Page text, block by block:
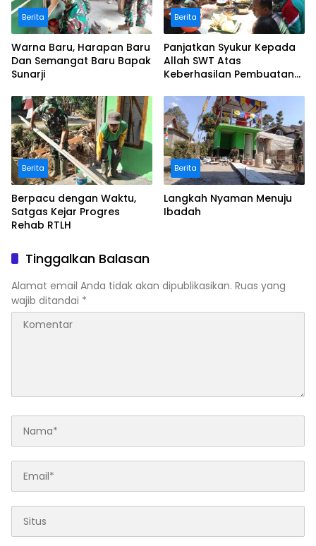
Berita
Warna Baru, Harapan Baru
Dan Semangat Baru Bapak
Sunarji
Berita
Panjatkan Syukur Kepada
Allah SWT Atas
Keberhasilan Pembuatan
Berita
Berpacu dengan Waktu,
Satgas Kejar Progres
Rehab RTLH
Berita
Langkah Nyaman Menuju
Ibadah
Tinggalkan Balasan
Alamat email Anda tidak akan dipublikasikan. Ruas yang
wajib ditandai *